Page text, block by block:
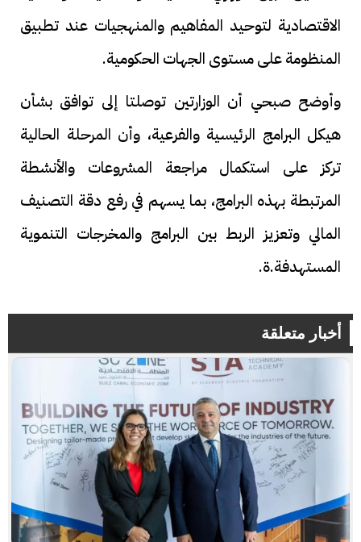
الاقتصادية لتوحيد المفاهيم والمنهجيات عند تطبيق
المنظومة على مستوى الجهات الحكومية.
وأوضح صبحي أن الوزارتين توصلتا إلى توافق بشأن
هيكل البرامج الرئيسية والفرعية، وأن المرحلة الحالية
تركز على استكمال مراجعة المشروعات والأنشطة
المرتبطة بهذه البرامج، بما يسهم في رفع دقة التصنيف
المالي وتعزيز الربط بين البرامج والمخرجات التنموية
المستهدفة.ة.
أخبار متعلقة